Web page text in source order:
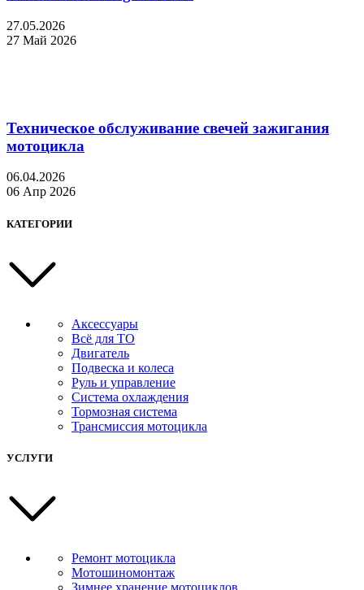
27.05.2026
27 Май 2026
Техническое обслуживание свечей зажигания
мотоцикла
06.04.2026
06 Апр 2026
КАТЕГОРИИ
Аксессуары
Всё для ТО
Двигатель
Подвеска и колеса
Руль и управление
Система охлаждения
Тормозная система
Трансмиссия мотоцикла
УСЛУГИ
Ремонт мотоцикла
Мотошиномонтаж
Зимнее хранение мотоциклов